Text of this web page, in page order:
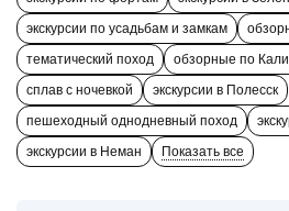
экскурсии по усадьбам и замкам
тематический поход
обзорные по
сплав с ночевкой
экскурсии в Полесск
пешеходный однодневный поход
экскурсии в Неман
Показать все